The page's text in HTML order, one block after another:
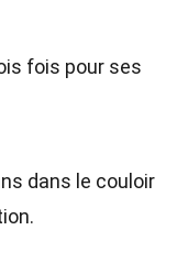
fois pour ses
dans le couloir